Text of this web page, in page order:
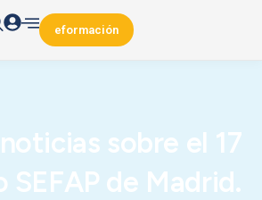
eformación
sobre el 17
SEFAP de Madrid.